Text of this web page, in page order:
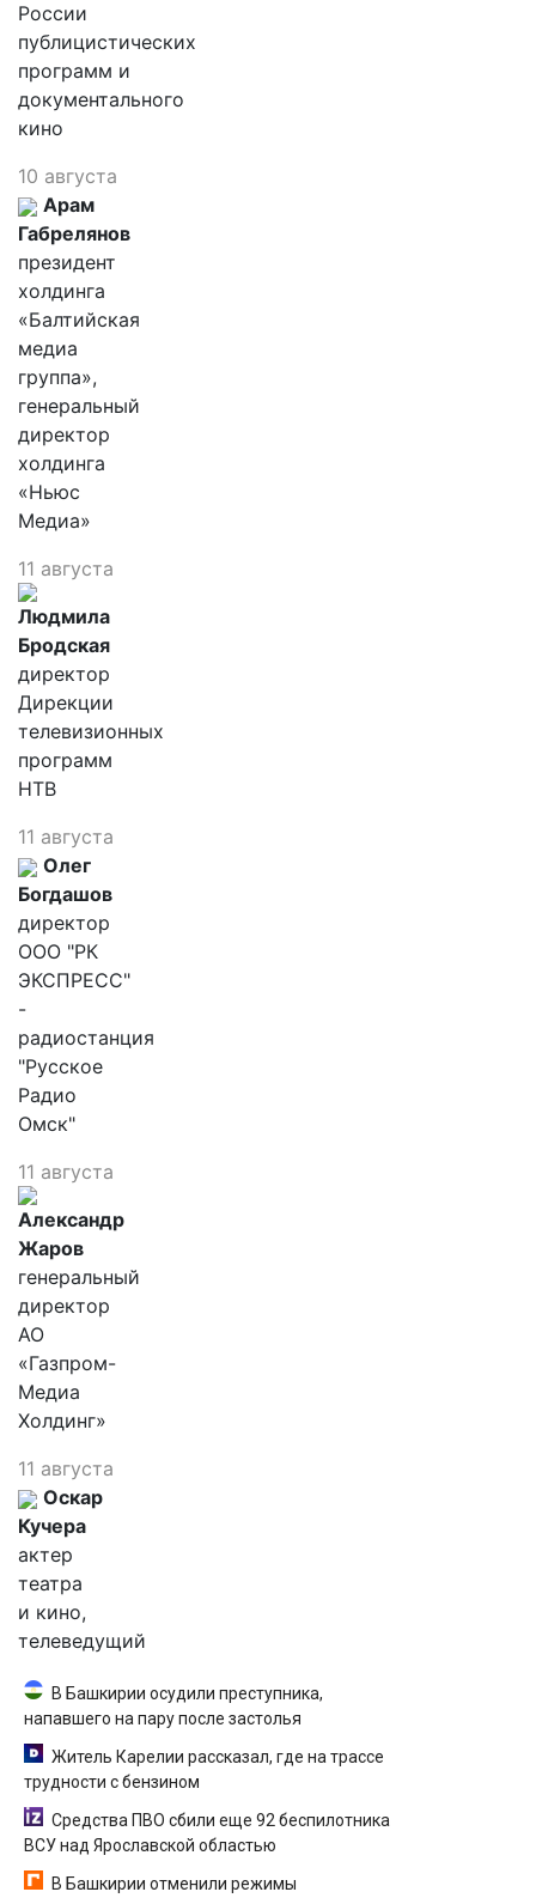
России
публицистических
программ и
документального
кино
10 августа
Арам
Габрелянов
президент
холдинга
«Балтийская
медиа
группа»,
генеральный
директор
холдинга
«Ньюс
Медиа»
11 августа
Людмила
Бродская
директор
Дирекции
телевизионных
программ
НТВ
11 августа
Олег
Богдашов
директор
ООО "РК
ЭКСПРЕСС"
-
радиостанция
"Русское
Радио
Омск"
11 августа
Александр
Жаров
генеральный
директор
АО
«Газпром-
Медиа
Холдинг»
11 августа
Оскар
Кучера
актер
театра
и кино,
телеведущий
В Башкирии осудили преступника,
напавшего на пару после застолья
Житель Карелии рассказал, где на трассе
трудности с бензином
Средства ПВО сбили еще 92 беспилотника
ВСУ над Ярославской областью
В Башкирии отменили режимы